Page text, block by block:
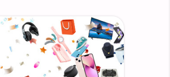
း ပါဝင်ပါတယ်။
ဖြစ်၊ ဆိုင်မှာပဲဖြစ်ဖြစ် သုံးဖို့ အ